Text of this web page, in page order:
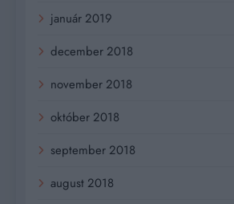
január 2019
december 2018
november 2018
október 2018
september 2018
august 2018